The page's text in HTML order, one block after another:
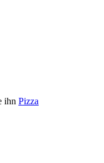
ihn Pizza